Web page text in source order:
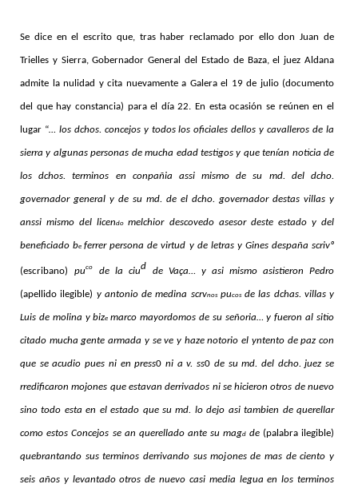
Se dice en el escrito que, tras haber reclamado por ello don Juan de
Trielles y Sierra, Gobernador General del Estado de Baza, el juez Aldana
admite la nulidad y cita nuevamente a Galera el 19 de julio (documento
del que hay constancia) para el día 22. En esta ocasión se reúnen en el
lugar “… los dchos. concejos y todos los oficiales dellos y cavalleros de la
sierra y algunas personas de mucha edad testigos y que tenían noticia de
los dchos. terminos en conpañia assi mismo de su md. del dcho.
governador general y de su md. de el dcho. governador destas villas y
anssi mismo del licendomelchior descovedo asesor deste estado y del
beneficiado beferrer persona de virtud y de letras y Gines despaña scrivº
(escribano) puco de la ciud de Vaça… y asi mismo asistieron Pedro
(apellido ilegible) y antonio de medina scrvnos pucos de las dchas. villas y
Luis de molina y bizemarco mayordomos de su señoria… y fueron al sitio
citado mucha gente armada y se ve y haze notorio el yntento de paz con
que se acudio pues ni en press0 ni a v. ss0 de su md. del dcho. juez se
rredificaron mojones que estavan derrivados ni se hicieron otros de nuevo
sino todo esta en el estado que su md. lo dejo asi tambien de querellar
como estos Concejos se an querellado ante su magd de (palabra ilegible)
quebrantando sus terminos derrivando sus mojones de mas de ciento y
seis años y levantado otros de nuevo casi media legua en los terminos